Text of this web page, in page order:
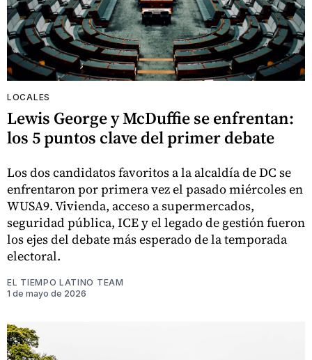
LOCALES
Lewis George y McDuffie se enfrentan:
los 5 puntos clave del primer debate
Los dos candidatos favoritos a la alcaldía de DC se
enfrentaron por primera vez el pasado miércoles en
WUSA9. Vivienda, acceso a supermercados,
seguridad pública, ICE y el legado de gestión fueron
los ejes del debate más esperado de la temporada
electoral.
EL TIEMPO LATINO TEAM
1 de mayo de 2026